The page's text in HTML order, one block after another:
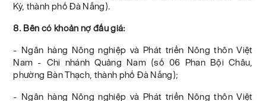
Kỳ, thành phố Đà Nẵng).
8. Bên có khoản nợ đấu giá:
- Ngân hàng Nông nghiệp và Phát triển Nông thôn Việt
Nam - Chi nhánh Quảng Nam (số 06 Phan Bội Châu,
phường Bàn Thạch, thành phố Đà Nẵng);
- Ngân hàng Nông nghiệp và Phát triển Nông thôn Việt